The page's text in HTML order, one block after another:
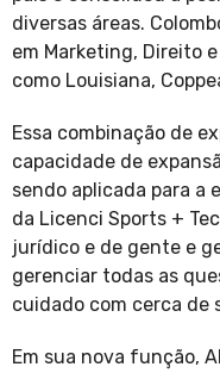
diversas áreas.
em Marketing, Direito
como Louisiana,
Essa combinação de
capacidade de
sendo aplicada para a
da Licenci Sports +
jurídico e de gente e
gerenciar todas as
cuidado com cerca de
Em sua nova função,